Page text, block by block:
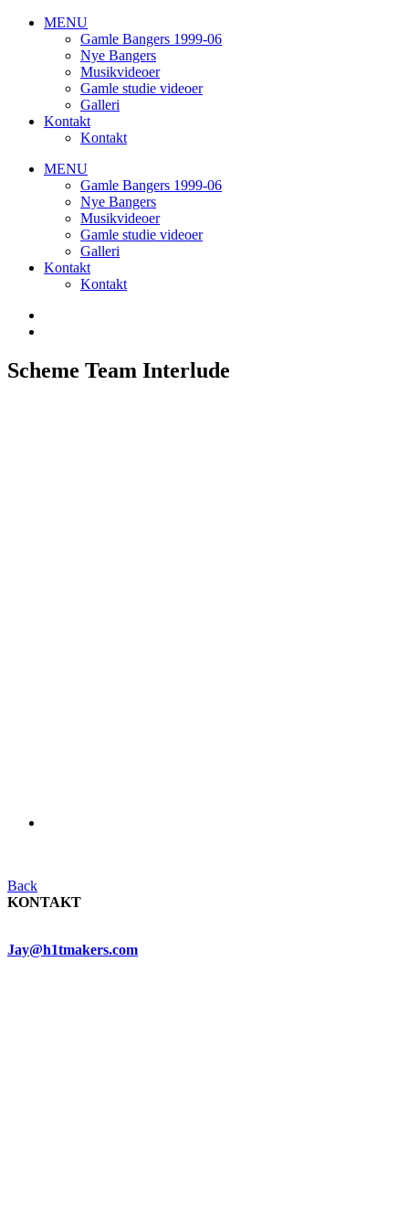
MENU
Gamle Bangers 1999-06
Nye Bangers
Musikvideoer
Gamle studie videoer
Galleri
Kontakt
Kontakt
MENU
Gamle Bangers 1999-06
Nye Bangers
Musikvideoer
Gamle studie videoer
Galleri
Kontakt
Kontakt
Scheme Team Interlude
Back
KONTAKT
Jay@h1tmakers.com